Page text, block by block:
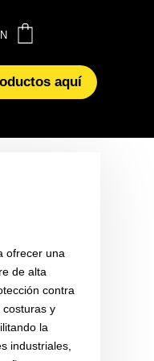
aquí
aquí
ofrecer una
de alta
contra
costuras y
la
industriales,